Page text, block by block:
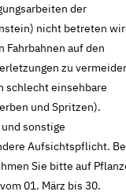
der
nicht betreten
Fahrbahnen auf den
zu
schlecht einsehbare
und Spritzen).
sonstige
Aufsichtspflicht.
Sie bitte auf
01. März bis 30.